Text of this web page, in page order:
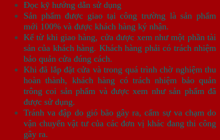
Đọc kỹ hướng dẫn sử dụng
Sản phẩm được giao tại công trường là sản phẩm
mới 100% và được khách hàng ký nhận.
Kể từ khi giao hàng, cửa được xem như một phần tài
sản của khách hàng. Khách hàng phải có trách nhiệm
bảo quản cửa đúng cách.
Khi đã lắp đặt cửa và trong quá trình chờ nghiệm thu
hoàn thành, khách hàng có trách nhiệm bảo quản
trông coi sản phẩm và được xem như sản phẩm đã
được sử dụng.
Tránh va đập do gió bão gây ra, cấm sự va chạm do
vận chuyển vật tư của các đơn vị khác đang thi công
gây ra.